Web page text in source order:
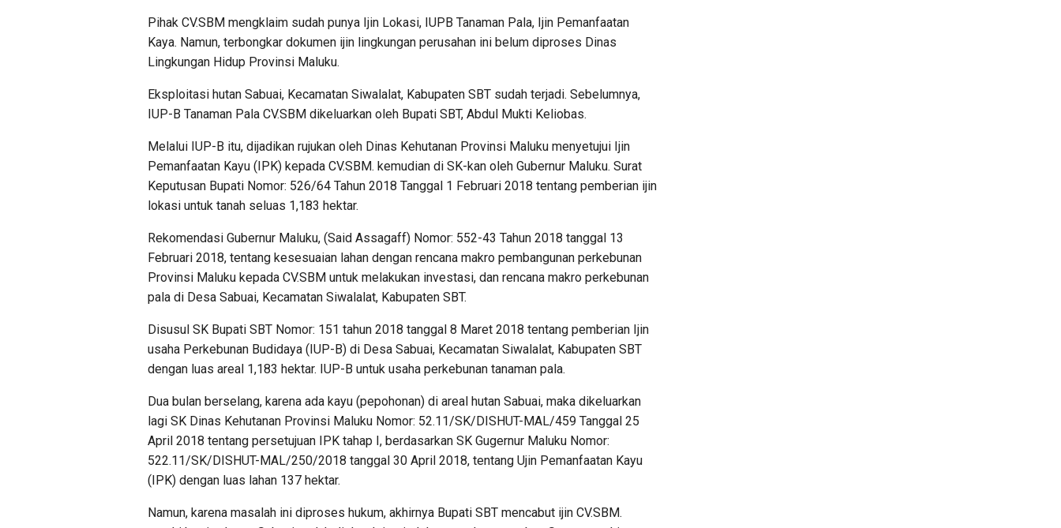
Pihak CV.SBM mengklaim sudah punya Ijin Lokasi, IUPB Tanaman Pala, Ijin Pemanfaatan
Kaya. Namun, terbongkar dokumen ijin lingkungan perusahan ini belum diproses Dinas
Lingkungan Hidup Provinsi Maluku.
Eksploitasi hutan Sabuai, Kecamatan Siwalalat, Kabupaten SBT sudah terjadi. Sebelumnya,
IUP-B Tanaman Pala CV.SBM dikeluarkan oleh Bupati SBT, Abdul Mukti Keliobas.
Melalui IUP-B itu, dijadikan rujukan oleh Dinas Kehutanan Provinsi Maluku menyetujui Ijin
Pemanfaatan Kayu (IPK) kepada CV.SBM. kemudian di SK-kan oleh Gubernur Maluku. Surat
Keputusan Bupati Nomor: 526/64 Tahun 2018 Tanggal 1 Februari 2018 tentang pemberian ijin
lokasi untuk tanah seluas 1,183 hektar.
Rekomendasi Gubernur Maluku, (Said Assagaff) Nomor: 552-43 Tahun 2018 tanggal 13
Februari 2018, tentang kesesuaian lahan dengan rencana makro pembangunan perkebunan
Provinsi Maluku kepada CV.SBM untuk melakukan investasi, dan rencana makro perkebunan
pala di Desa Sabuai, Kecamatan Siwalalat, Kabupaten SBT.
Disusul SK Bupati SBT Nomor: 151 tahun 2018 tanggal 8 Maret 2018 tentang pemberian Ijin
usaha Perkebunan Budidaya (IUP-B) di Desa Sabuai, Kecamatan Siwalalat, Kabupaten SBT
dengan luas areal 1,183 hektar. IUP-B untuk usaha perkebunan tanaman pala.
Dua bulan berselang, karena ada kayu (pepohonan) di areal hutan Sabuai, maka dikeluarkan
lagi SK Dinas Kehutanan Provinsi Maluku Nomor: 52.11/SK/DISHUT-MAL/459 Tanggal 25
April 2018 tentang persetujuan IPK tahap I, berdasarkan SK Gugernur Maluku Nomor:
522.11/SK/DISHUT-MAL/250/2018 tanggal 30 April 2018, tentang Ujin Pemanfaatan Kayu
(IPK) dengan luas lahan 137 hektar.
Namun, karena masalah ini diproses hukum, akhirnya Bupati SBT mencabut ijin CV.SBM.